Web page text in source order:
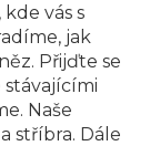
vás s
jak
Přijďte se
stávajícími
Naše
stříbra. Dále